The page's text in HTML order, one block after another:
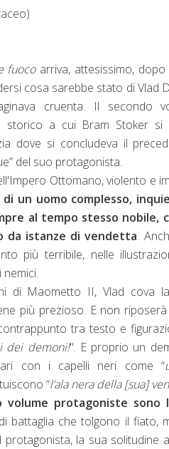
fuocoarriva, attesissimo,
cosa sarebbe stato di Vlad
cruenta. Il secondo
storico a cui Bram Stoker
dove si concludeva il
del suo protagonista.
Ottomano, violento e
di un uomo complesso,
al tempo stesso nobile,
da istanze di vendetta.
più terribile, nelle
di Maometto II, Vlad cova
più prezioso. E non riposerà
tra testo e
dei demoni!". E proprio un
con i capelli neri come “
“l’ala nera della [sua]
protagoniste sono
battaglia che tolgono il fiato,
la sua solitudine